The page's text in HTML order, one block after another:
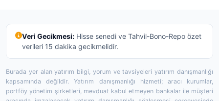
Veri Gecikmesi:Hisse senedi ve Tahvil-Bono-Repo özet
verileri 15 dakika gecikmelidir.
Burada yer alan yatırım bilgi, yorum ve tavsiyeleri yatırım danışmanlığı
kapsamında değildir. Yatırım danışmanlığı hizmeti; aracı kurumlar,
portföy yönetim şirketleri, mevduat kabul etmeyen bankalar ile müşteri